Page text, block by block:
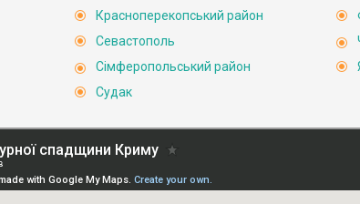
Красноперекопський район
Севастополь
Сімферопольський район
Судак